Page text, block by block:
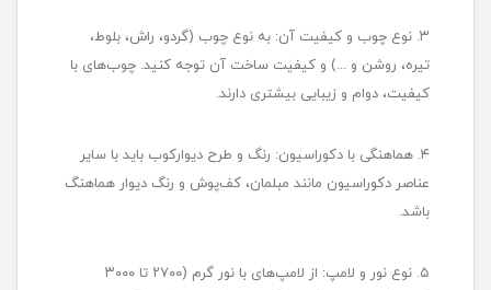
۳. نوع چوب و کیفیت آن: به نوع چوب (گردو، راش، بلوط،
تیره، روشن و ...) و کیفیت ساخت آن توجه کنید. چوب‌های با
کیفیت، دوام و زیبایی بیشتری دارند.
۴. هماهنگی با دکوراسیون: رنگ و طرح دیوارکوب باید با سایر
عناصر دکوراسیون مانند مبلمان، کف‌پوش و رنگ دیوار هماهنگ
باشد.
۵. نوع نور و لامپ: از لامپ‌های با نور گرم (۲۷۰۰ تا ۳۰۰۰